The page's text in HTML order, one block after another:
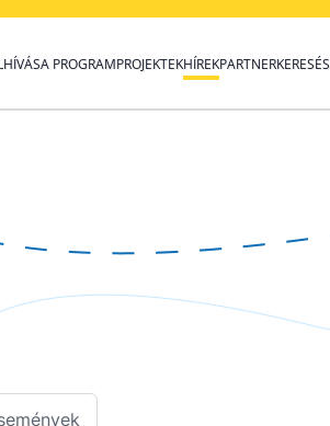
A PROGRAMPROJEKTEKHÍREKPARTNERKERESÉS